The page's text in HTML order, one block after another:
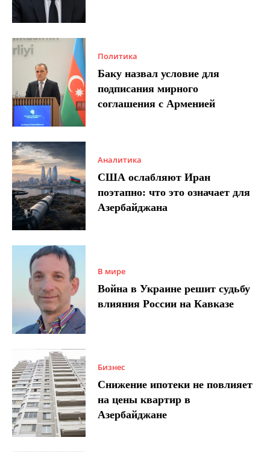
Политика
Баку назвал условие для
подписания мирного
соглашения с Арменией
Аналитика
США ослабляют Иран
поэтапно: что это означает для
Азербайджана
В мире
Война в Украине решит судьбу
влияния России на Кавказе
Бизнес
Снижение ипотеки не повлияет
на цены квартир в
Азербайджане